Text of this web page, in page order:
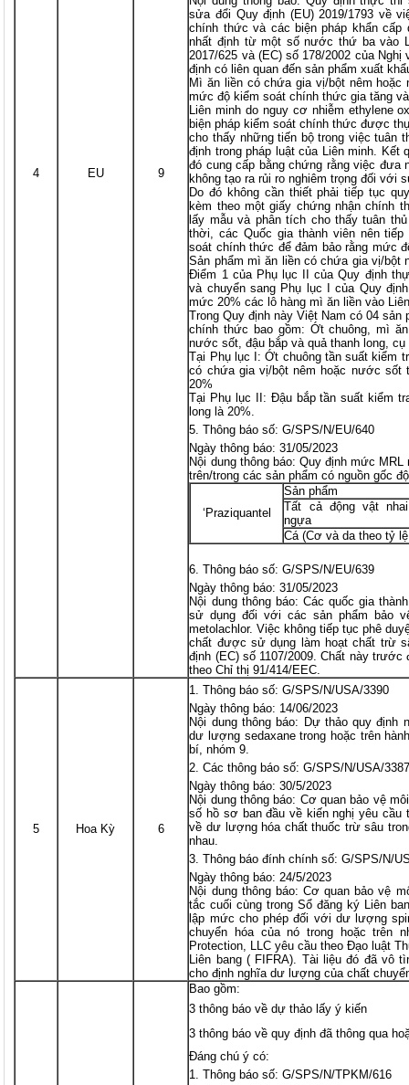
4 EU 9
sửa đổi Quy định (EU) 2019/1793 về
chính thức và các biện pháp khẩn
nhất định từ một số nước thứ ba vào
2017/625 và (EC) số 178/2002 của
định có liên quan đến sản phẩm xuất
Mì ăn liền có chứa gia vị/bột nêm
mức độ kiểm soát chính thức gia tăng
Liên minh do nguy cơ nhiễm ethylene
biện pháp kiểm soát chính thức được
cho thấy những tiến bộ trong việc tuân
định trong pháp luật của Liên minh. Kết
đó cung cấp bằng chứng rằng việc đưa
không tạo ra rủi ro nghiêm trọng đối với
Do đó không cần thiết phải tiếp tục
kèm theo một giấy chứng nhận chính
lấy mẫu và phân tích cho thấy tuân
thời, các Quốc gia thành viên nên
soát chính thức để đảm bảo rằng mức
Sản phẩm mì ăn liền có chứa gia vị/
Điểm 1 của Phụ lục II của Quy định
và chuyển sang Phụ lục I của Quy
mức 20% các lô hàng mì ăn liền vào
Trong Quy định này Việt Nam có 04 sản
chính thức bao gồm: Ớt chuông, mì
nước sốt, đậu bắp và quả thanh long,
Tại Phụ lục I: Ớt chuông tần suất kiểm
có chứa gia vị/bột nêm hoặc nước
20%
Tại Phụ lục II: Đậu bắp tần suất kiểm
long là 20%.
Thông báo số: G/SPS/N/EU/640
Ngày thông báo: 31/05/2023
Nội dung thông báo: Quy định mức
trên/trong các sản phẩm có nguồn gốc
‘Praziquantel
Sản phẩm
Tất cả động vật
ngựa
Cá (Cơ và da theo tỷ
Thông báo số: G/SPS/N/EU/639
Ngày thông báo: 31/05/2023
Nội dung thông báo: Các quốc gia
sử dụng đối với các sản phẩm bảo
metolachlor. Việc không tiếp tục phê
chất được sử dụng làm hoạt chất trừ
định (EC) số 1107/2009. Chất này
theo Chỉ thị 91/414/EEC.
5 Hoa Kỳ 6
Thông báo số: G/SPS/N/USA/3390
Ngày thông báo: 14/06/2023
Nội dung thông báo: Dự thảo quy
dư lượng sedaxane trong hoặc trên
bí, nhóm 9.
Các thông báo số: G/SPS/N/USA/
Ngày thông báo: 30/5/2023
Nội dung thông báo: Cơ quan bảo vệ
số hồ sơ ban đầu về kiến nghị yêu cầu
về dư lượng hóa chất thuốc trừ sâu
nhau.
Thông báo đính chính số: G/SPS/N/
Ngày thông báo: 24/5/2023
Nội dung thông báo: Cơ quan bảo vệ
tắc cuối cùng trong Sổ đăng ký Liên
lập mức cho phép đối với dư lượng
chuyển hóa của nó trong hoặc trên
Protection, LLC yêu cầu theo Đạo luật
Liên bang ( FIFRA). Tài liệu đó đã vô
cho định nghĩa dư lượng của chất
Bao gồm:
3 thông báo về dự thảo lấy ý kiến
3 thông báo về quy định đã thông qua
Đáng chú ý có:
Thông báo số: G/SPS/N/TPKM/616